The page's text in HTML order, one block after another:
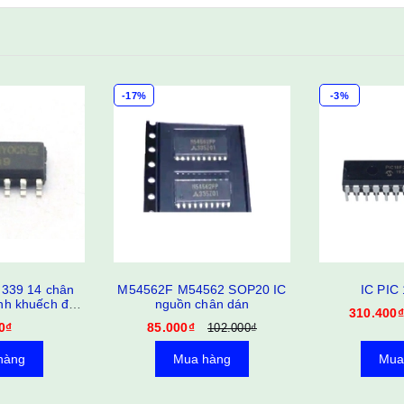
SOP20 IC
dán
102.000₫
-3%
IC PIC 18F2550
310.400₫
Mua hàng
IC số